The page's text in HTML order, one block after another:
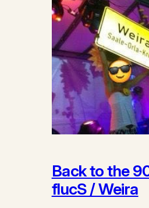
Back to the
flucS / Weira